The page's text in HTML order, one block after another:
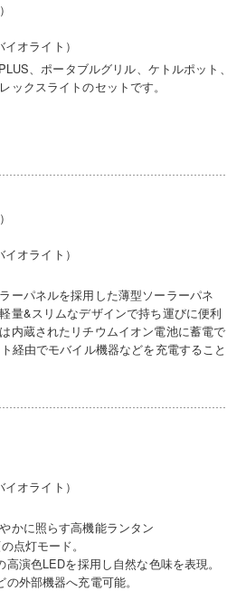
オライト）
、ポータブルグリル、ケトルポット、
ックスライトのセットです。
オライト）
ーパネルを採用した薄型ソーラーパネ
量&スリムなデザインで持ち運びに便利
内蔵されたリチウムイオン電池に蓄電で
経由でモバイル機器などを充電すること
オライト）
かに照らす高機能ランタン
点灯モード。
演色LEDを採用し自然な色味を表現。
外部機器へ充電可能。